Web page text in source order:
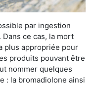
par ingestion
ce cas, la mort
plus appropriée pour
produits pouvant être
nommer quelques
: la bromadiolone ainsi